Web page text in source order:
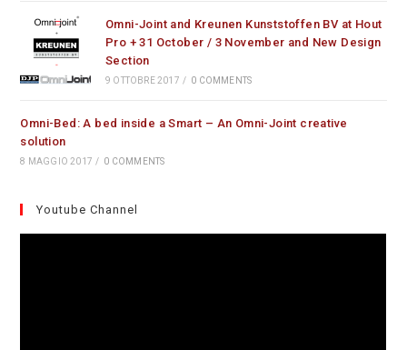
Omni-Joint and Kreunen Kunststoffen BV at Hout
Pro + 31 October / 3 November and New Design
Section
9 OTTOBRE 2017 / 0 COMMENTS
Omni-Bed: A bed inside a Smart – An Omni-Joint creative
solution
8 MAGGIO 2017 / 0 COMMENTS
Youtube Channel